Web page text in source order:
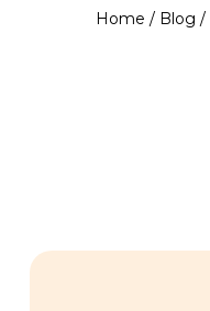
Home / Blog /